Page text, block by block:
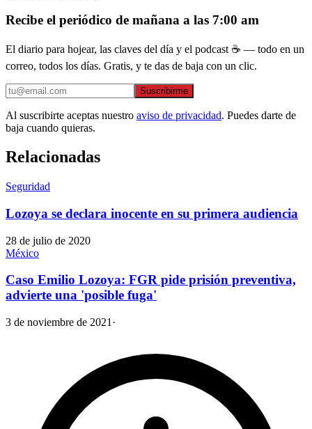
Recibe el periódico de mañana a las 7:00 am
El diario para hojear, las claves del día y el podcast ☕ — todo en un
correo, todos los días. Gratis, y te das de baja con un clic.
Suscribirme
Al suscribirte aceptas nuestro aviso de privacidad. Puedes darte de
baja cuando quieras.
Relacionadas
Seguridad
Lozoya se declara inocente en su primera audiencia
28 de julio de 2020
México
Caso Emilio Lozoya: FGR pide prisión preventiva,
advierte una 'posible fuga'
3 de noviembre de 2021 ·